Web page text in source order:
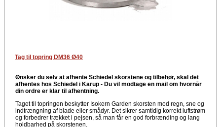
Tag til topring DM36 Ø40
Ønsker du selv at afhente Schiedel skorstene og tilbehør, skal det
afhentes hos Schiedel i Karup - Du vil modtage en mail om hvornår
din ordre er klar til afhentning.
Taget til topringen beskytter Isokern Garden skorsten mod regn, sne og
indtrængning af blade eller smådyr. Det sikrer samtidig korrekt luftstrøm
og forbedrer trækket i pejsen, så man får en god forbrænding og lang
holdbarhed på skorstenen.